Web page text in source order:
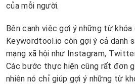
của mỗi người.
Bên cạnh việc gợi ý những từ
Keywordtool.io còn gợi ý cả danh
mạng xã hội như Instagram,
Các bước thực hiện cũng rất đơn
nhiên nó chỉ giúp gợi ý những từ